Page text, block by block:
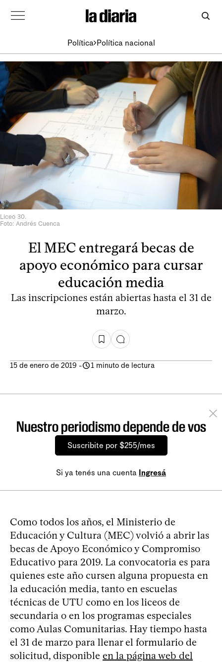
Política Política nacional
Liceo 30.
Foto: Andrés Cuenca
El MEC entregará becas de
apoyo económico para cursar
educación media
Las inscripciones están abiertas hasta el 31 de
marzo.
15 de enero de 2019 - 1 minuto de lectura
Nuestro periodismo depende de vos
Suscribite por $255/mes
Si ya tenés una cuenta Ingresá
Como todos los años, el Ministerio de
Educación y Cultura (MEC) volvió a abrir las
becas de Apoyo Económico y Compromiso
Educativo para 2019. La convocatoria es para
quienes este año cursen alguna propuesta en
la educación media, tanto en escuelas
técnicas de UTU como en los liceos de
secundaria o en los programas especiales
como Aulas Comunitarias. Hay tiempo hasta
el 31 de marzo para llenar el formulario de
solicitud, disponible en la página web del